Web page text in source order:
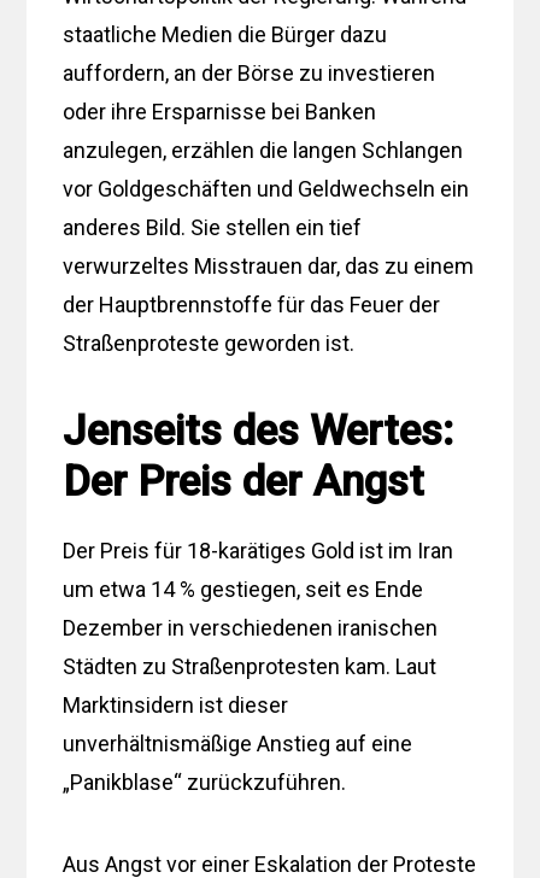
staatliche Medien die Bürger dazu
auffordern, an der Börse zu investieren
oder ihre Ersparnisse bei Banken
anzulegen, erzählen die langen Schlangen
vor Goldgeschäften und Geldwechseln ein
anderes Bild. Sie stellen ein tief
verwurzeltes Misstrauen dar, das zu einem
der Hauptbrennstoffe für das Feuer der
Straßenproteste geworden ist.
Jenseits des Wertes:
Der Preis der Angst
Der Preis für 18-karätiges Gold ist im Iran
um etwa 14 % gestiegen, seit es Ende
Dezember in verschiedenen iranischen
Städten zu Straßenprotesten kam. Laut
Marktinsidern ist dieser
unverhältnismäßige Anstieg auf eine
„Panikblase“ zurückzuführen.
Aus Angst vor einer Eskalation der Proteste